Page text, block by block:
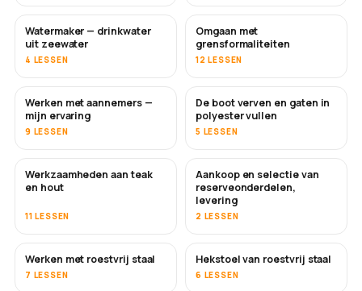
BINNENKORT
Watermaker — drinkwater
uit zeewater
4 LESSEN
Omgaan met
grensformaliteiten
12 LESSEN
BINNENKORT
Werken met aannemers —
mijn ervaring
9 LESSEN
BINNENKORT
De boot verven en gaten in
polyester vullen
5 LESSEN
Werkzaamheden aan teak
en hout
11 LESSEN
BINNENKORT
Aankoop en selectie van
reserveonderdelen,
levering
2 LESSEN
BINNENKORT
Werken met roestvrij staal
7 LESSEN
Hekstoel van roestvrij staal
6 LESSEN